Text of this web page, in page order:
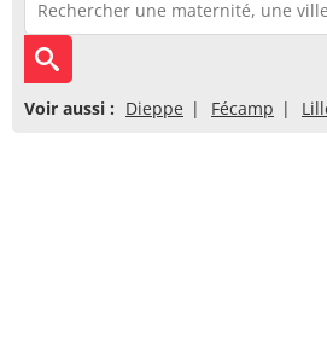
Voir aussi : Dieppe Fécamp